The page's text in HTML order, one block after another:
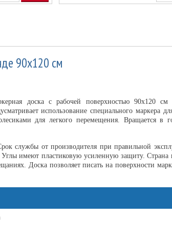
90х120 см
доска с рабочей поверхностью 90х120 см
использование специального маркера
для легкого перемещения. Вращается в
службы от производителя при правильной
имеют пластиковую усиленную защиту. Страна
Доска позволяет писать на поверхности